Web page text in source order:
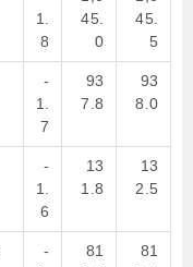
1.
8
45.
0
45.
5
-
1.
7
93
7.8
93
8.0
-
1.
6
13
1.8
13
2.5
-
81
81